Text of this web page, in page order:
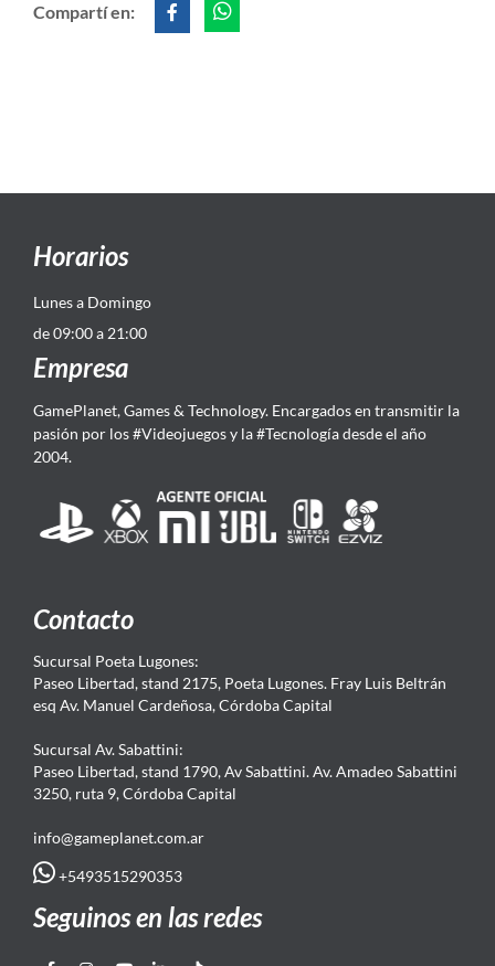
Compartí en:
Horarios
Lunes a Domingo
de 09:00 a 21:00
Empresa
GamePlanet, Games & Technology. Encargados en transmitir la
pasión por los #Videojuegos y la #Tecnología desde el año
2004.
Contacto
Sucursal Poeta Lugones:
Paseo Libertad, stand 2175, Poeta Lugones. Fray Luis Beltrán
esq Av. Manuel Cardeñosa, Córdoba Capital
Sucursal Av. Sabattini:
Paseo Libertad, stand 1790, Av Sabattini. Av. Amadeo Sabattini
3250, ruta 9, Córdoba Capital
info@gameplanet.com.ar
+5493515290353
Seguinos en las redes